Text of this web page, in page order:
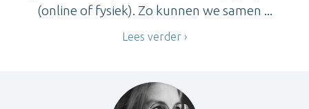
(online of fysiek). Zo kunnen we samen ...
Lees verder